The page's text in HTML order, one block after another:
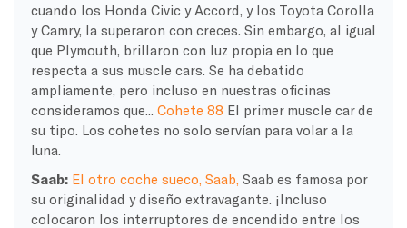
cuando los Honda Civic y Accord, y los Toyota Corolla
y Camry, la superaron con creces. Sin embargo, al igual
que Plymouth, brillaron con luz propia en lo que
respecta a sus muscle cars. Se ha debatido
ampliamente, pero incluso en nuestras oficinas
consideramos que... Cohete 88 El primer muscle car de
su tipo. Los cohetes no solo servían para volar a la
luna.
Saab: El otro coche sueco, Saab, Saab es famosa por
su originalidad y diseño extravagante. ¡Incluso
colocaron los interruptores de encendido entre los